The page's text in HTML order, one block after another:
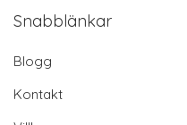
Snabblänkar
Blogg
Kontakt